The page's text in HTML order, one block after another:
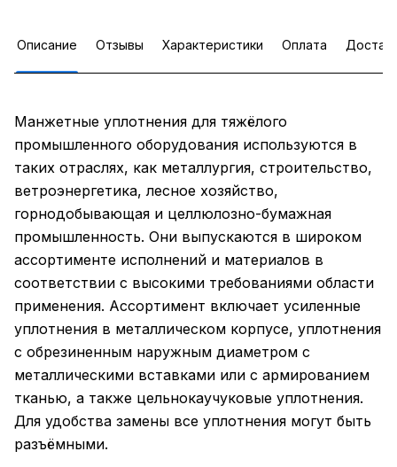
Описание Отзывы Характеристики Оплата
Манжетные уплотнения для тяжёлого
промышленного оборудования используются в
таких отраслях, как металлургия, строительство,
ветроэнергетика, лесное хозяйство,
горнодобывающая и целлюлозно-бумажная
промышленность. Они выпускаются в широком
ассортименте исполнений и материалов в
соответствии с высокими требованиями области
применения. Ассортимент включает усиленные
уплотнения в металлическом корпусе, уплотнения
с обрезиненным наружным диаметром с
металлическими вставками или с армированием
тканью, а также цельнокаучуковые уплотнения.
Для удобства замены все уплотнения могут быть
разъёмными.